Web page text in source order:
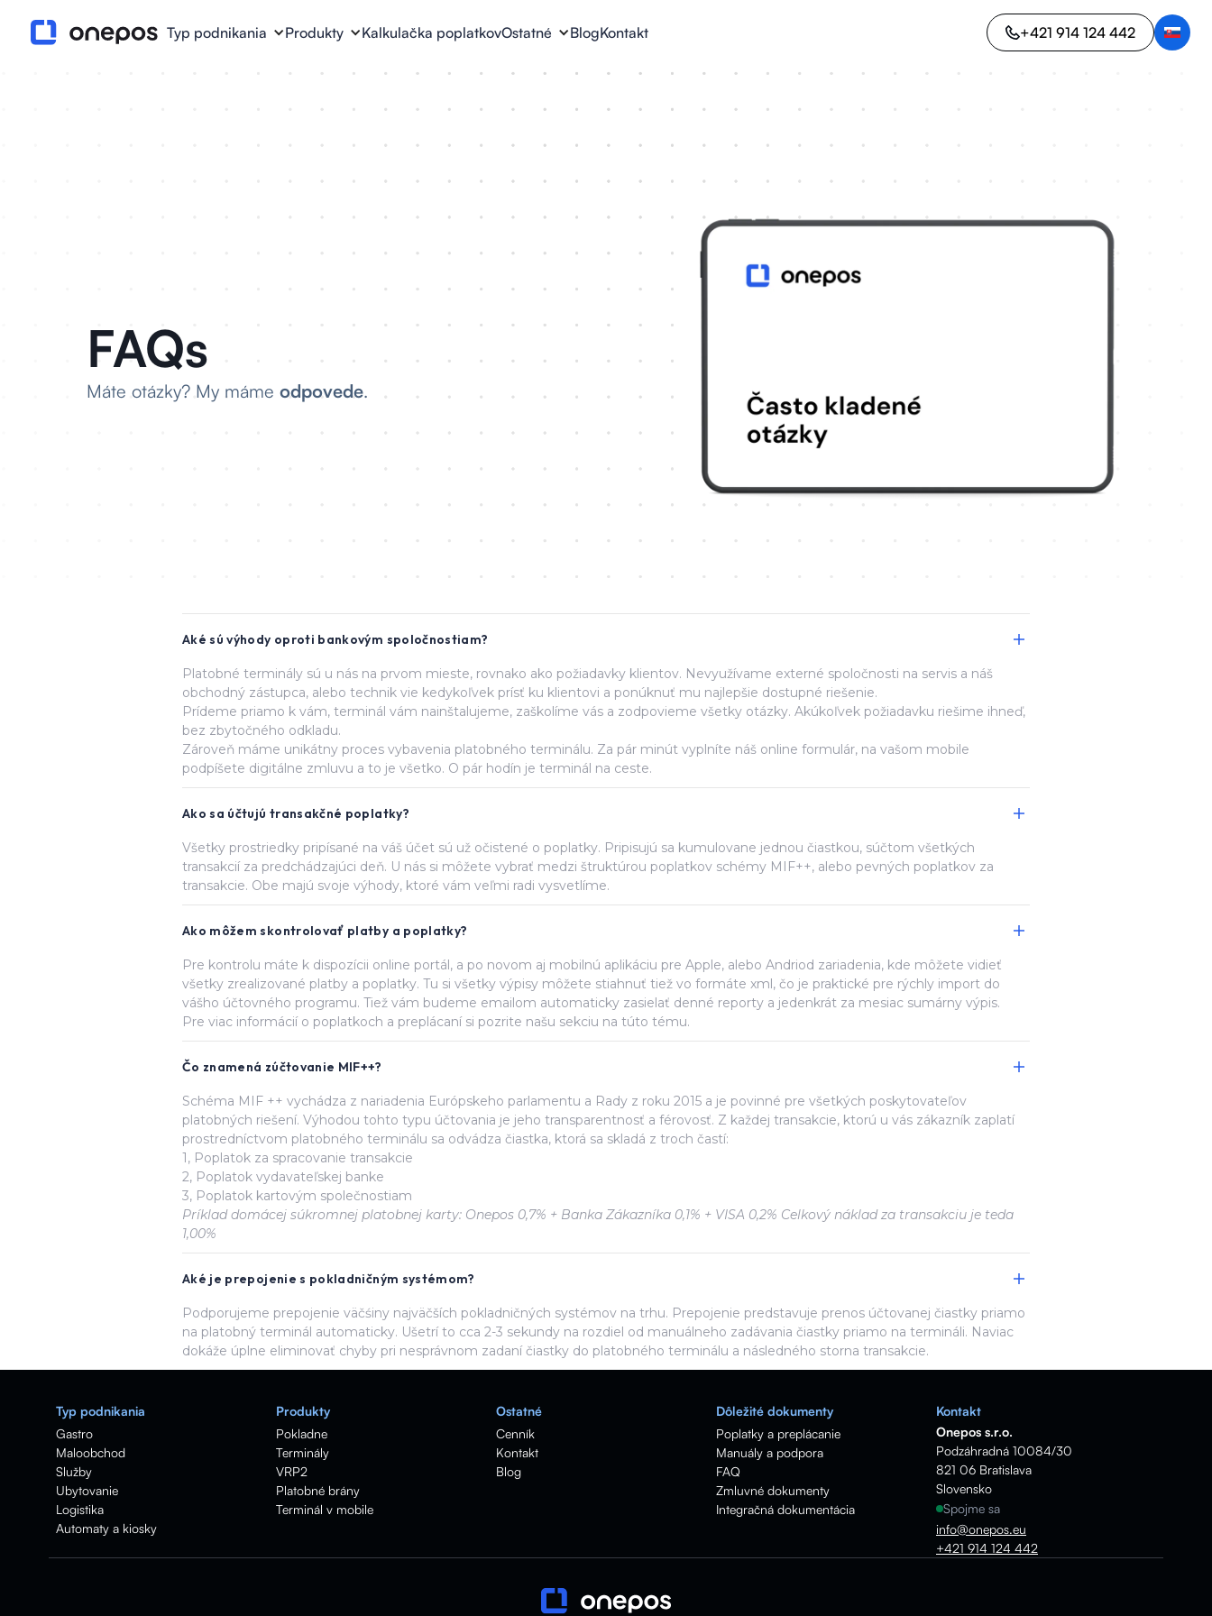
Typ podnikania Produkty Kalkulačka poplatkovOstatné BlogKontakt +421 914 124 442
FAQs
Máte otázky? My máme odpovede.
Aké sú výhody oproti bankovým spoločnostiam?
Platobné terminály sú u nás na prvom mieste, rovnako ako požiadavky klientov. Nevyužívame externé spoločnosti na servis a náš
obchodný zástupca, alebo technik vie kedykoľvek prísť ku klientovi a ponúknuť mu najlepšie dostupné riešenie.
Prídeme priamo k vám, terminál vám nainštalujeme, zaškolíme vás a zodpovieme všetky otázky. Akúkoľvek požiadavku riešime ihneď,
bez zbytočného odkladu.
Zároveň máme unikátny proces vybavenia platobného terminálu. Za pár minút vyplníte náš online formulár, na vašom mobile
podpíšete digitálne zmluvu a to je všetko. O pár hodín je terminál na ceste.
Ako sa účtujú transakčné poplatky?
Všetky prostriedky pripísané na váš účet sú už očistené o poplatky. Pripisujú sa kumulovane jednou čiastkou, súčtom všetkých
transakcií za predchádzajúci deň. U nás si môžete vybrať medzi štruktúrou poplatkov schémy MIF++, alebo pevných poplatkov za
transakcie. Obe majú svoje výhody, ktoré vám veľmi radi vysvetlíme.
Ako môžem skontrolovať platby a poplatky?
Pre kontrolu máte k dispozícii online portál, a po novom aj mobilnú aplikáciu pre Apple, alebo Andriod zariadenia, kde môžete vidieť
všetky zrealizované platby a poplatky. Tu si všetky výpisy môžete stiahnuť tiež vo formáte xml, čo je praktické pre rýchly import do
vášho účtovného programu. Tiež vám budeme emailom automaticky zasielať denné reporty a jedenkrát za mesiac sumárny výpis.
Pre viac informácií o poplatkoch a preplácaní si pozrite našu sekciu na túto tému.
Čo znamená zúčtovanie MIF++?
Schéma MIF ++ vychádza z nariadenia Európskeho parlamentu a Rady z roku 2015 a je povinné pre všetkých poskytovateľov
platobných riešení. Výhodou tohto typu účtovania je jeho transparentnosť a férovosť. Z každej transakcie, ktorú u vás zákazník zaplatí
prostredníctvom platobného terminálu sa odvádza čiastka, ktorá sa skladá z troch častí:
1, Poplatok za spracovanie transakcie
2, Poplatok vydavateľskej banke
3, Poplatok kartovým společnostiam
Príklad domácej súkromnej platobnej karty: Onepos 0,7% + Banka Zákazníka 0,1% + VISA 0,2% Celkový náklad za transakciu je teda
1,00%
Aké je prepojenie s pokladničným systémom?
Podporujeme prepojenie väčśiny najväčších pokladničných systémov na trhu. Prepojenie predstavuje prenos účtovanej čiastky priamo
na platobný terminál automaticky. Ušetrí to cca 2-3 sekundy na rozdiel od manuálneho zadávania čiastky priamo na termináli. Naviac
dokáže úplne eliminovať chyby pri nesprávnom zadaní čiastky do platobného terminálu a následného storna transakcie.
Typ podnikania
Gastro
Maloobchod
Služby
Ubytovanie
Logistika
Automaty a kiosky
Produkty
Pokladne
Terminály
VRP2
Platobné brány
Terminál v mobile
Ostatné
Cenník
Kontakt
Blog
Dôležité dokumenty
Poplatky a preplácanie
Manuály a podpora
FAQ
Zmluvné dokumenty
Integračná dokumentácia
Kontakt
Onepos s.r.o.
Podzáhradná 10084/30
821 06 Bratislava
Slovensko
Spojme sa
info@onepos.eu
+421 914 124 442